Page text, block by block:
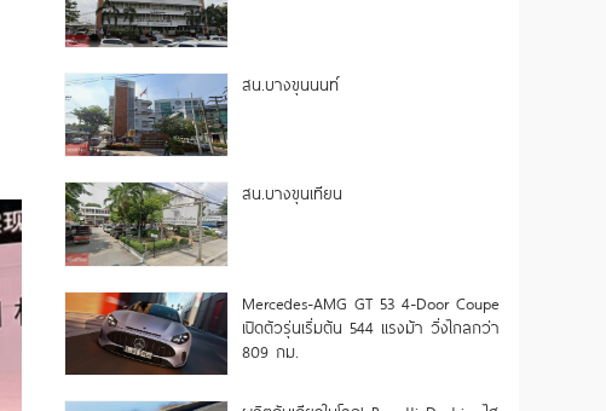
สน.บางขุนนนท์
สน.บางขุนเทียน
Mercedes-AMG GT 53 4-Door Coupe
เปิดตัวรุ่นเริ่มต้น 544 แรงม้า วิ่งไกลกว่า
809 กม.